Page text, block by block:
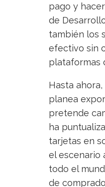
pago y
de
también los
efectivo sin
plataformas
Hasta
planea
pretende
ha
tarjetas en
el escenario
todo el
de